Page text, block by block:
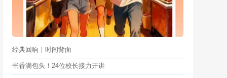
经典回响｜时间背面
书香满包头！24位校长接力开讲